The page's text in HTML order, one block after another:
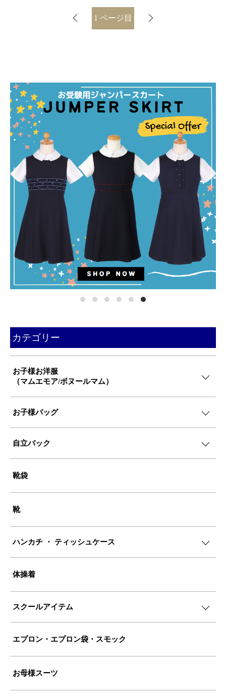
1 ページ目
カテゴリー
お子様お洋服
（マムエモア/ボヌールマム）
お子様バッグ
自立バック
靴袋
靴
ハンカチ ・ ティッシュケース
体操着
スクールアイテム
エプロン・エプロン袋・スモック
お母様スーツ